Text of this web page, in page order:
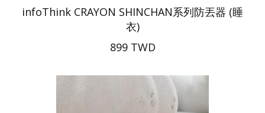
infoThink CRAYON SHINCHAN系列防丟器 (睡
衣)
899 TWD